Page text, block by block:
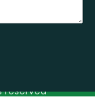
reserved